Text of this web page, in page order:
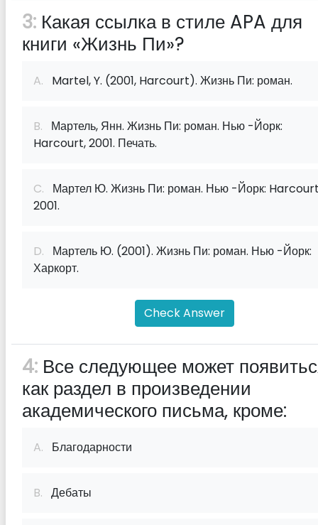
3: Какая ссылка в стиле APA для
книги «Жизнь Пи»?
A. Martel, Y. (2001, Harcourt). Жизнь Пи: роман.
B. Мартель, Янн. Жизнь Пи: роман. Нью -Йорк:
Harcourt, 2001. Печать.
C. Мартел Ю. Жизнь Пи: роман. Нью -Йорк:
2001.
D. Мартель Ю. (2001). Жизнь Пи: роман. Нью -Йорк:
Харкорт.
Check Answer
4: Все следующее может
как раздел в произведении
академического письма, кроме:
A. Благодарности
B. Дебаты